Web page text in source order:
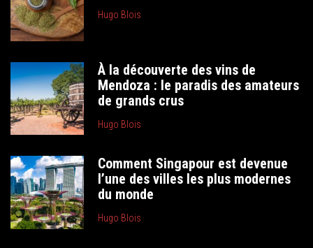
Hugo Blois
À la découverte des vins de
Mendoza : le paradis des amateurs
de grands crus
Hugo Blois
Comment Singapour est devenue
l’une des villes les plus modernes
du monde
Hugo Blois